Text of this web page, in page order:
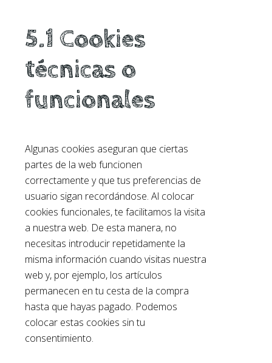
5.1 Cookies
técnicas o
funcionales
Algunas cookies aseguran que ciertas
partes de la web funcionen
correctamente y que tus preferencias de
usuario sigan recordándose. Al colocar
cookies funcionales, te facilitamos la visita
a nuestra web. De esta manera, no
necesitas introducir repetidamente la
misma información cuando visitas nuestra
web y, por ejemplo, los artículos
permanecen en tu cesta de la compra
hasta que hayas pagado. Podemos
colocar estas cookies sin tu
consentimiento.